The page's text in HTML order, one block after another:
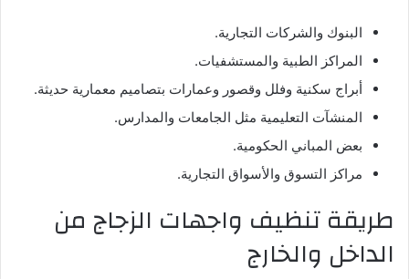
البنوك والشركات التجارية.
المراكز الطبية والمستشفيات.
أبراج سكنية وفلل وقصور وعمارات بتصاميم معمارية حديثة.
المنشآت التعليمية مثل الجامعات والمدارس.
بعض المباني الحكومية.
مراكز التسوق والأسواق التجارية.
طريقة تنظيف واجهات الزجاج من
الداخل والخارج